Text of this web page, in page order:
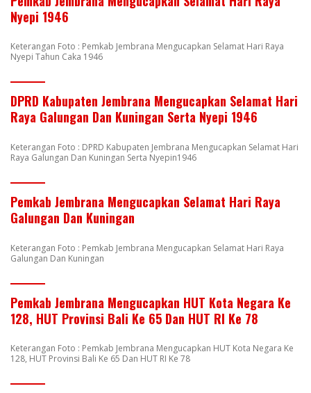
Nyepi 1946
Keterangan Foto : Pemkab Jembrana Mengucapkan Selamat Hari Raya
Nyepi Tahun Caka 1946
DPRD Kabupaten Jembrana Mengucapkan Selamat Hari
Raya Galungan Dan Kuningan Serta Nyepi 1946
Keterangan Foto : DPRD Kabupaten Jembrana Mengucapkan Selamat Hari
Raya Galungan Dan Kuningan Serta Nyepin1946
Pemkab Jembrana Mengucapkan Selamat Hari Raya
Galungan Dan Kuningan
Keterangan Foto : Pemkab Jembrana Mengucapkan Selamat Hari Raya
Galungan Dan Kuningan
Pemkab Jembrana Mengucapkan HUT Kota Negara Ke
128, HUT Provinsi Bali Ke 65 Dan HUT RI Ke 78
Keterangan Foto : Pemkab Jembrana Mengucapkan HUT Kota Negara Ke
128, HUT Provinsi Bali Ke 65 Dan HUT RI Ke 78